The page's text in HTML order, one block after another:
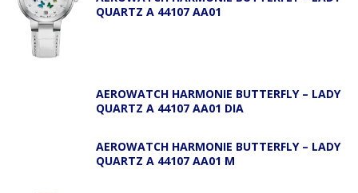
QUARTZ A 44107 AA01
AEROWATCH HARMONIE BUTTERFLY – LADY
QUARTZ A 44107 AA01 DIA
AEROWATCH HARMONIE BUTTERFLY – LADY
QUARTZ A 44107 AA01 M